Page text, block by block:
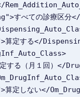
すべての診療
算定する</
定する（月１回）
算定しない</